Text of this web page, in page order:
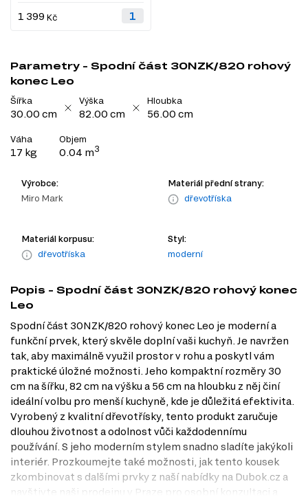
1 399 Kč
Parametry - Spodní část 30NZK/820 rohový
konec Leo
Šířka
30.00 cm
Výška
82.00 cm
Hloubka
56.00 cm
Váha
17 kg
Objem
0.04 m3
Výrobce:
Miro Mark
Materiál přední strany:
dřevotříska
Materiál korpusu:
dřevotříska
Styl:
moderní
Popis - Spodní část 30NZK/820 rohový konec
Leo
Spodní část 30NZK/820 rohový konec Leo je moderní a
funkční prvek, který skvěle doplní vaši kuchyň. Je navržen
tak, aby maximálně využil prostor v rohu a poskytl vám
praktické úložné možnosti. Jeho kompaktní rozměry 30
cm na šířku, 82 cm na výšku a 56 cm na hloubku z něj činí
ideální volbu pro menší kuchyně, kde je důležitá efektivita.
Vyrobený z kvalitní dřevotřísky, tento produkt zaručuje
dlouhou životnost a odolnost vůči každodennímu
používání. S jeho moderním stylem snadno sladíte jakýkoli
interiér. Prozkoumejte také možnosti, jak tento kousek
zkombinovat s dalšími prvky z naší nabídky na Dubok.cz a
navštivte naši prodejnu v Praze pro osobní konzultaci a